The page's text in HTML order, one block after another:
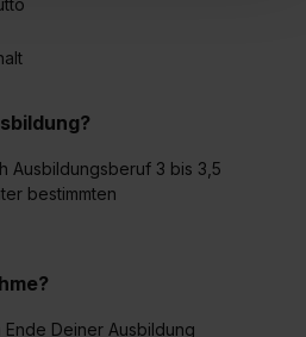
Setzen der Cookies externe
Daten an Social Media
du auch später noch im
Inhalt erteilen. Willst du nur
zulassen, triff deine
und klick auf „Auswahl
„Statistiken“ und „Social
in die USA (Art. 49 Abs. 1
Ausbildungsberuf 3 bis 3,5
bestimmten
Deiner Ausbildung